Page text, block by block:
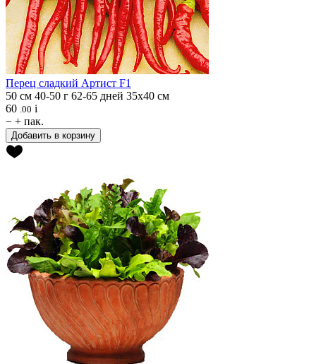
Перец сладкий Артист F1
50 см 40-50 г 62-65 дней 35х40 см
60 .00 i
− + пак.
Добавить в корзину